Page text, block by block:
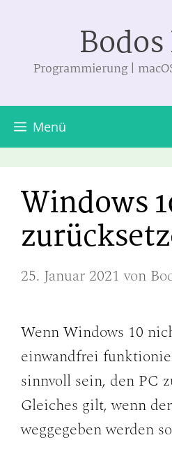
springenProgrammierung |
Menü
Windows
25. Januar 2021 von
Wenn Windows 10
einwandfrei
sinnvoll sein, den PC
Gleiches gilt, wenn
weggegeben werden